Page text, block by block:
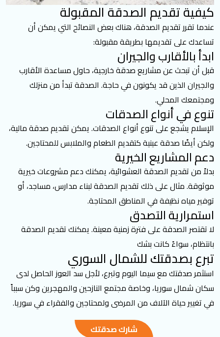
كيفية تقديم الصدقة المقبولة
عندما تقرر تقديم الصدقة، هناك بعض النصائح التي يمكن أن
تساعدك على تقديمها بطريقة مقبولة:
ابدأ بالأقارب والجيران
قبل أن تبحث عن مشاريع صدقة خارجية، حاول مساعدة الأقارب
والجيران الذين قد يكونون في حاجة. الصدقة تبدأ من منزلك
ومجتمعك المحلي.
تنوع في أنواع الصدقات
الإسلام يشجع على تنوع أنواع الصدقات. يمكن تقديم صدقة مالية،
ولكن أيضًا صدقة عينية كتقديم الطعام والملابس للمحتاجين.
دعم المشاريع الخيرية
بدلاً من تقديم الصدقة العشوائية، يمكنك دعم مشروعات خيرية
موثوقة. مثال على ذلك تقديم الصدقة لبناء مدارس، مساجد، أو
توفير مياه نظيفة في المناطق المحتاجة.
استمرارية التصدق
لا تقتصر الصدقة على فترة زمنية معينة. يمكنك تقديم الصدقة
بانتظام، سواءً كانت بشك
تبرع بصدقتك للشمال السوري
استثمر صدقتك مع سيما اليوم وتبرع، لأجل سد العوز الحاصل لدى
سكان شمال سوريا، وخاصة مجتمع النازحين والمهجرين وكن سبباً
في تغيير حياة الآلاف من المرضى ولمحتاجين والفقراء في سوريا.
شارك صدقتك